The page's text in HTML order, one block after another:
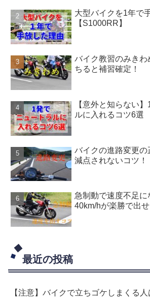
大型バイクを1年で
【S1000RR】
バイク教習のみき
ちると補習確定！
【意外と知らない
ルに入れるコツ6選
バイクの進路変更の
減点されないコツ！
急制動で速度不足に
40km/hが楽勝で出
最近の投稿
【注意】バイクで立ちゴケしまくる